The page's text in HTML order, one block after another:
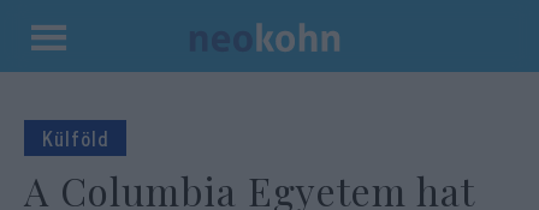
Kilépés
tartalomba
Külföld
A Columbia Egyetem hat